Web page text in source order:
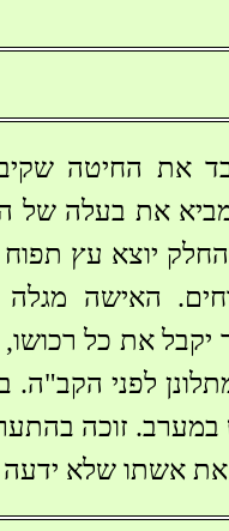
את החיטה
את בעלה של
יוצא עץ תפוח
האישה
את כל רכושו,
לפני
זוכה
את אשתו שלא